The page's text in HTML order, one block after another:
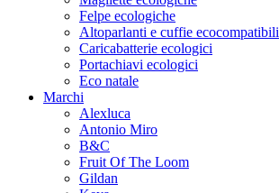
Felpe ecologiche
Altoparlanti e cuffie ecocompatibili
Caricabatterie ecologici
Portachiavi ecologici
Eco natale
Marchi
Alexluca
Antonio Miro
B&C
Fruit Of The Loom
Gildan